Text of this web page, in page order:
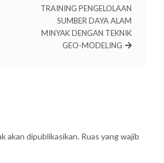
TRAINING PENGELOLAAN
SUMBER DAYA ALAM
MINYAK DENGAN TEKNIK
GEO-MODELING
akan dipublikasikan. Ruas yang wajib